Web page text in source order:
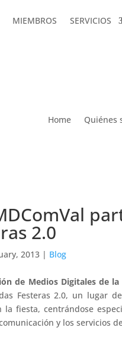
MIEMBROS SERVICIOS
Home Quiénes
2.0
2013 | Blog
de Medios Digitales de
Festeras 2.0, un lugar
la fiesta, centrándose
y los servicios